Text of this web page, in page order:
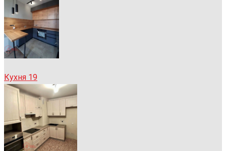
Кухня 19